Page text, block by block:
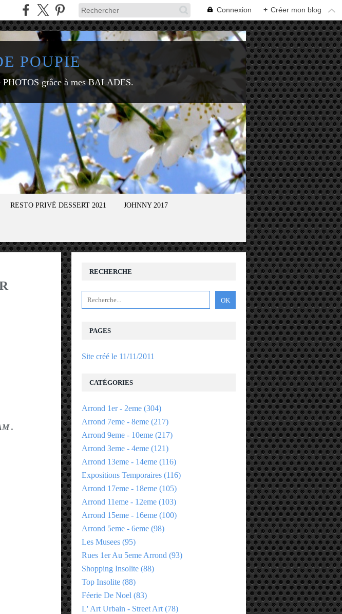
Connexion + Créer mon blog
POUPIE
grâce à mes BALADES.
RESTO PRIVÉ DESSERT 2021 JOHNNY 2017
.
RECHERCHE
PAGES
Site créé le 11/11/2011
CATÉGORIES
Arrond 1er - 2eme (304)
Arrond 7eme - 8eme (217)
Arrond 9eme - 10eme (217)
Arrond 3eme - 4eme (121)
Arrond 13eme - 14eme (116)
Expositions Temporaires (116)
Arrond 17eme - 18eme (105)
Arrond 11eme - 12eme (103)
Arrond 15eme - 16eme (100)
Arrond 5eme - 6eme (98)
Les Musees (95)
Rues 1er Au 5eme Arrond (93)
Shopping Insolite (88)
Top Insolite (88)
Féerie De Noel (83)
L' Art Urbain - Street Art (78)